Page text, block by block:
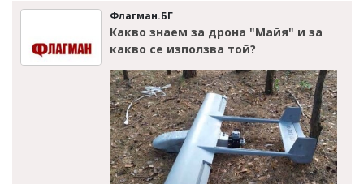
Флагман.БГ
Какво знаем за дрона "Майя" и за
какво се използва той?